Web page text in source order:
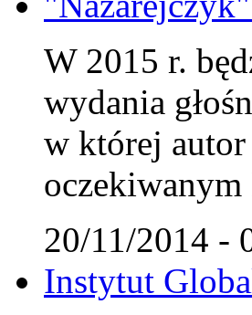
W 2015 r.
wydania
w której
oczekiwanym
20/11/2014 -
Instytut